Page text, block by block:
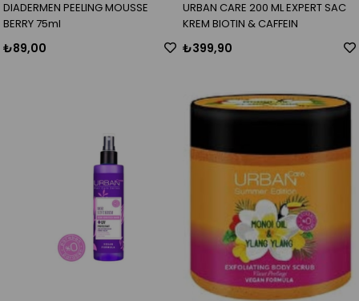
DIADERMEN PEELING MOUSSE
BERRY 75ml
₺89,00
URBAN CARE 200 ML EXPERT SAC
KREM BIOTIN & CAFFEIN
₺399,90